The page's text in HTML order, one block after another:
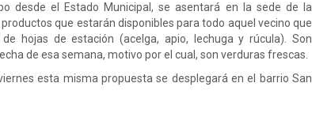
desde el Estado Municipal, se asentará en la sede de la
que estarán disponibles para todo aquel vecino que
hojas de estación (acelga, apio, lechuga y rúcula). Son
de esa semana, motivo por el cual, son verduras frescas.
esta misma propuesta se desplegará en el barrio San